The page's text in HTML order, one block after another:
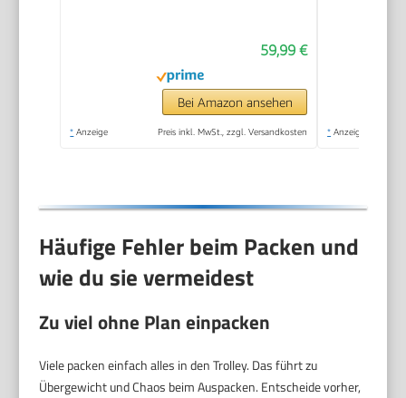
59,99 €
Bei Amazon ansehen
* Anzeige Preis inkl. MwSt., zzgl. Versandkosten * Anzeige
Häufige Fehler beim Packen und
wie du sie vermeidest
Zu viel ohne Plan einpacken
Viele packen einfach alles in den Trolley. Das führt zu
Übergewicht und Chaos beim Auspacken. Entscheide vorher,